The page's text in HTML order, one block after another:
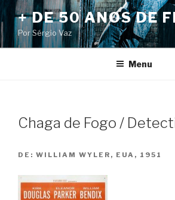
Pular
para
o
conteúdo
+ DE 50 ANOS DE
Por Sérgio Vaz
Menu
Chaga de Fogo /
DE: WILLIAM WYLER, EUA, 1951